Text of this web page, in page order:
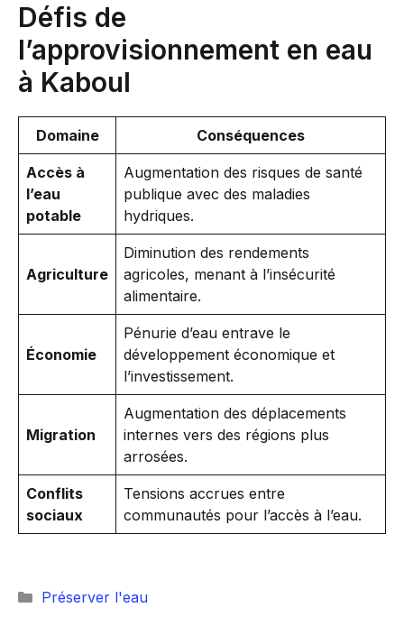
Défis de
l’approvisionnement en eau
à Kaboul
Domaine Conséquences
Accès à
l’eau
potable
Augmentation des risques de santé
publique avec des maladies
hydriques.
Agriculture
Diminution des rendements
agricoles, menant à l’insécurité
alimentaire.
Économie
Pénurie d’eau entrave le
développement économique et
l’investissement.
Migration
Augmentation des déplacements
internes vers des régions plus
arrosées.
Conflits
sociaux
Tensions accrues entre
communautés pour l’accès à l’eau.
Catégories
Préserver l'eau